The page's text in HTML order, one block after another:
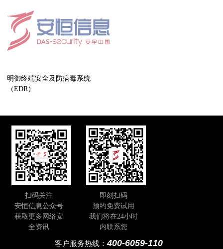
明御终端安全及防病毒系统
（EDR）
扫码关注
安恒信息公众号
获取更多网络安
全资讯
即刻扫码
预约免费试用
我们将在24小时
内联系您
客户服务热线：400-6059-110